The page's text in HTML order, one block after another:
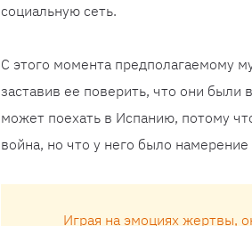
социальную сеть.
С этого момента предполагаемому
заставив ее поверить, что они
может поехать в Испанию, потому
война, но что у него было
Играя на эмоциях жертвы,